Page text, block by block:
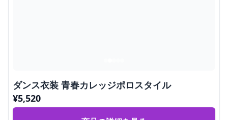
ダンス衣装 青春カレッジポロスタイル
¥5,520